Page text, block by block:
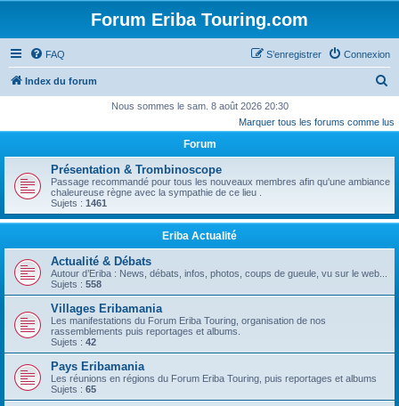
Forum Eriba Touring.com
FAQ Connexion
S’enregistrer
Index du forum
c
r
e
Nous sommes le sam. 8 août 2026 20:30
Marquer tous les forums comme lus
Forum
Présentation & Trombinoscope
Passage recommandé pour tous les nouveaux membres afin qu'une ambiance
chaleureuse règne avec la sympathie de ce lieu .
Sujets : 1461
Eriba Actualité
Actualité & Débats
Autour d’Eriba : News, débats, infos, photos, coups de gueule, vu sur le web...
Sujets : 558
Villages Eribamania
Les manifestations du Forum Eriba Touring, organisation de nos
rassemblements puis reportages et albums.
Sujets : 42
Pays Eribamania
Les réunions en régions du Forum Eriba Touring, puis reportages et albums
Sujets : 65